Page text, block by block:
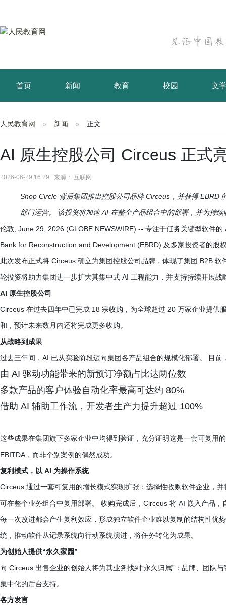
首页 新闻 教育 校园 文
育儿 资讯
人民教育网 新闻 正文
AI 原生控股公司 Circeus 正式
2026-06-29 16:29 来源： 互联网
Shop Circle 背后集团推出控股公司品牌 Circeus，并获得 EBRD
部门运营。 该投资将加速 AI 在整个产品组合中的部署，并为持
伦敦, June 29, 2026 (GLOBE NEWSWIRE) -- 专注于任务关键型软件
Bank for Reconstruction and Development (EBRD) 及多家投资者的股
此次发布正式将 Circeus 确立为集团控股公司品牌，体现了集团 B2B
轮投资将助力集团进一步扩大其集中式 AI 工程能力，并支持持续开展战
AI 原生控股公司
Circeus 在过去四年中已完成 18 宗收购，为全球超过 20 万家企业提供
和，预计未来数月内还将完成更多收购。
从战略到成果
过去三年间，AI 已从实验阶段迈向集团各产品组合的规模化部署。 目
由 AI 驱动功能带来的新预订净额占比达两位数
多款产品的客户体验自动化率最高可达约 80%
借助 AI 辅助工作流，开发者生产力提升超过 100%
这些成果在集团旗下多家企业中均得到验证，充分证明这是一套可复用
EBITDA，而非个别案例的偶然成功。
复利模式，以 AI 为操作系统
Circeus 通过一套可复用的增长模式实现扩张：选择性收购软件企业，
可在整个业务组合中复用部署。 收购完成后，Circeus 将 AI 嵌入产品
每一次改进都会产生复利效应，形成独立软件企业难以复制的结构性优
统，推动软件从记录系统向行动系统演进，将任务转化为成果。
为创始人提供“永久家园”
向 Circeus 出售企业的创始人将为其业务找到“永久归属”：品牌、团队
集中化的后台支持。
各方发言